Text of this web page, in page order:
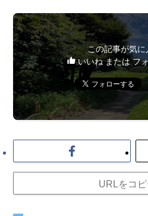
この記事が気に
いいね または フ
URLをコ